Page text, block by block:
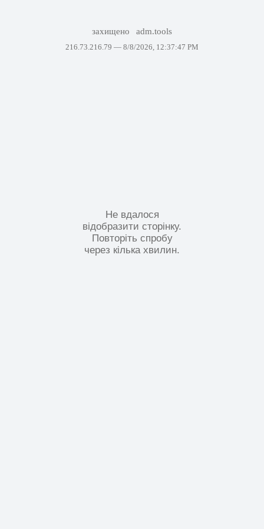
захищено adm.tools
216.73.216.79 — 8/8/2026, 12:37:47 PM
Не вдалося
відобразити сторінку.
Повторіть спробу
через кілька хвилин.